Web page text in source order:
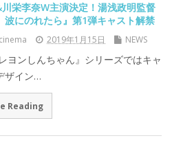
栄李奈W主演決定！湯浅政明監督
波にのれたら』第1弾キャスト解禁
2019年1月15日 NEWS
ヨンしんちゃん』シリーズではキャ
ザイン…
Reading